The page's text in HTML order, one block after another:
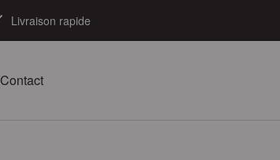
Livraison rapide
Contact